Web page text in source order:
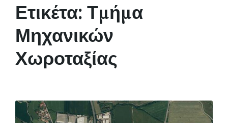
Ετικέτα: Τμήμα
Μηχανικών
Χωροταξίας
Περισσότερα